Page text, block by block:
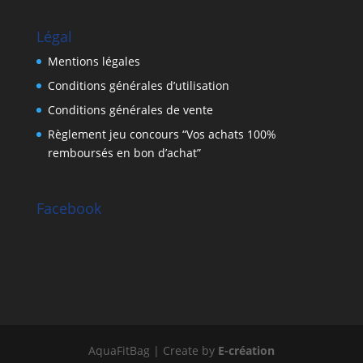
Légal
Mentions légales
Conditions générales d’utilisation
Conditions générales de vente
Règlement jeu concours “Vos achats 100%
remboursés en bon d’achat”
Facebook
AquaFitBag | Create by E-création